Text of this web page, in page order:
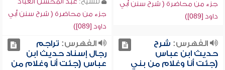
جزء من محاضرة ( شرح سنن أبي
داود [089])
جزء من محاضرة ( شرح سنن أبي
داود [089])
الفهرس: شرح
حديث ابن عباس
(جئت أنا وغلام من بني
الفهرس: تراجم
رجال إسناد حديث ابن
عباس (جئت أنا وغلام من